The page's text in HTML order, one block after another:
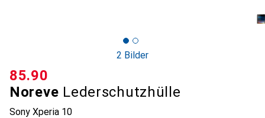
2 Bilder
Noreve Lederschutzhülle
Sony Xperia 10
CHF
85.90